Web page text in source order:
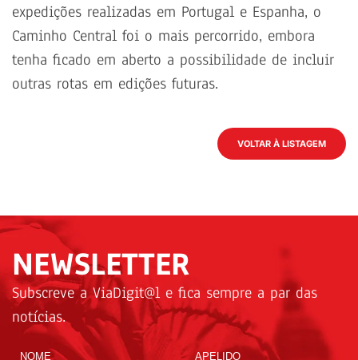
expedições realizadas em Portugal e Espanha, o
Caminho Central foi o mais percorrido, embora
tenha ficado em aberto a possibilidade de incluir
outras rotas em edições futuras.
VOLTAR À LISTAGEM
NEWSLETTER
Subscreve a ViaDigit@l e fica sempre a par das
notícias.